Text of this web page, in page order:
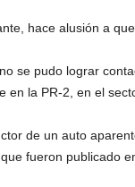
hace alusión a
se pudo lograr
en la PR-2, en el
de un auto
fueron publicado